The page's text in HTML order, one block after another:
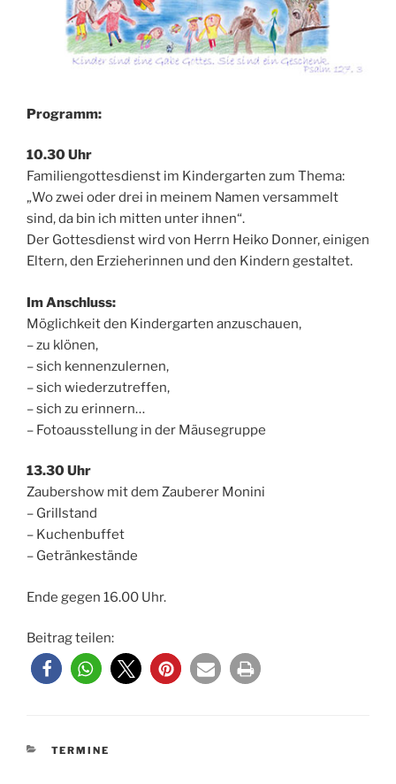
Programm:
10.30 Uhr
Familiengottesdienst im Kindergarten zum Thema:
„Wo zwei oder drei in meinem Namen versammelt
sind, da bin ich mitten unter ihnen“.
Der Gottesdienst wird von Herrn Heiko Donner, einigen
Eltern, den Erzieherinnen und den Kindern gestaltet.
Im Anschluss:
Möglichkeit den Kindergarten anzuschauen,
– zu klönen,
– sich kennenzulernen,
– sich wiederzutreffen,
– sich zu erinnern…
– Fotoausstellung in der Mäusegruppe
13.30 Uhr
Zaubershow mit dem Zauberer Monini
– Grillstand
– Kuchenbuffet
– Getränkestände
Ende gegen 16.00 Uhr.
Beitrag teilen:
KATEGORIEN
TERMINE